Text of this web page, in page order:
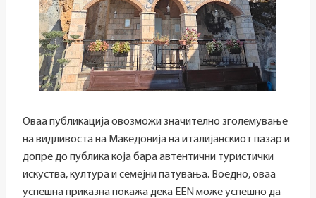
Оваа публикација овозможи значително зголемување
на видливоста на Македонија на италијанскиот пазар и
допре до публика која бара автентични туристички
искуства, култура и семејни патувања. Воедно, оваа
успешна приказна покажа дека EEN може успешно да